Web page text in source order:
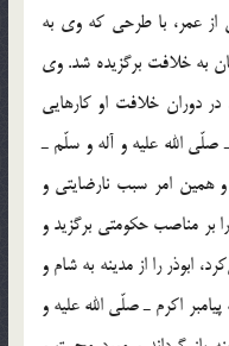
السلام ـ را برگزيد.[2] پس از عمر، با طرحي كه وي به
به خلافت برگزيده شد. وي
دوران خلافت او كارهايي
الله عليه و آله و سلّم ـ
همين امر سبب نارضايتي و
بر مناصب حكومتي برگزيد و
ابوذر را از مدينه به شام و
اكرم ـ صلّي الله عليه و